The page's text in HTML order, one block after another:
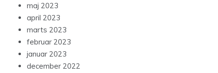
maj 2023
april 2023
marts 2023
februar 2023
januar 2023
december 2022